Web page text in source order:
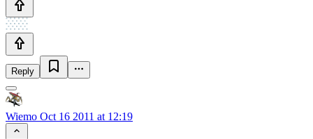
Reply
Wiemo Oct 16 2011 at 12:19